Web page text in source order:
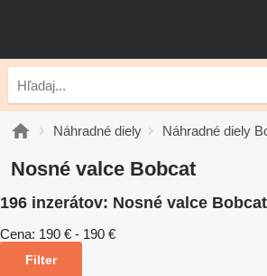
Náhradné diely Náhradné diely
Nosné valce Bobcat
196 inzerátov: Nosné valce Bobcat
Cena: 190 € - 190 €
Filter